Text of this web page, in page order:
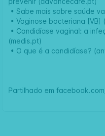
• Sabe mais sobre saúde
• Vaginose bacteriana
• Candidíase vaginal: a
(medis.pt)
• O que é a candidíase?
Partilhado em